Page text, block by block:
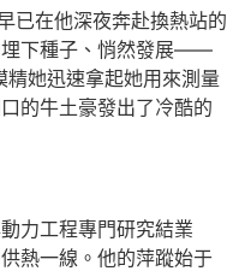
已在他深夜奔赴換熱站的
埋下種子、悄然發展——
精她迅速拿起她用來測量
的牛土豪發出了冷酷的
力工程專門研究結業
熱一線。他的萍蹤始于